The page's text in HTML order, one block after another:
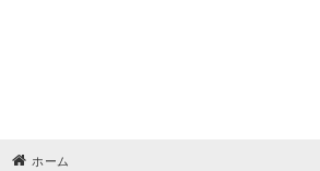
エット。 夏の視線を独り占めする「夏の主役ラップ
ホーム